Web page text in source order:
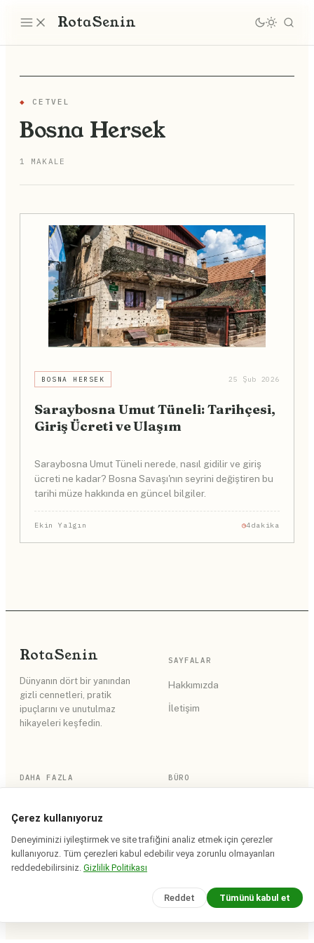
RotaSenin
◆ CETVEL
Bosna Hersek
1 MAKALE
BOSNA HERSEK 25 Şub 2026
Saraybosna Umut Tüneli: Tarihçesi,
Giriş Ücreti ve Ulaşım
Saraybosna Umut Tüneli nerede, nasıl gidilir ve giriş
ücreti ne kadar? Bosna Savaşı'nın seyrini değiştiren bu
tarihi müze hakkında en güncel bilgiler.
Ekin Yalgın 4dakika
RotaSenin
Dünyanın dört bir yanından
gizli cennetleri, pratik
ipuçlarını ve unutulmaz
hikayeleri keşfedin.
SAYFALAR
Hakkımızda
İletişim
DAHA FAZLA
Site Haritası
BÜRO
© 2026 Rota Senin. Tüm hakları saklıdır.
Saha notları iddia bazında tarihlenir · yerinde doğrulanır.
Çerez kullanıyoruz
Deneyiminizi iyileştirmek ve site trafiğini analiz etmek için çerezler
kullanıyoruz. Tüm çerezleri kabul edebilir veya zorunlu olmayanları
reddedebilirsiniz. Gizlilik Politikası
Reddet Tümünü kabul et